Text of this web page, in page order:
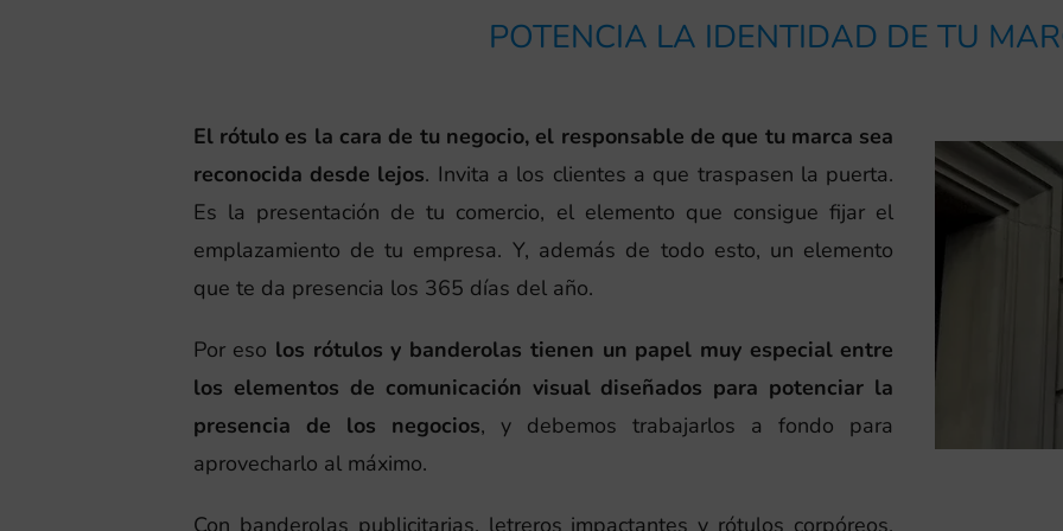
POTENCIA LA IDENTIDAD DE TU
El rótulo es la cara de tu negocio, el responsable de que tu marca sea
reconocida desde lejos. Invita a los clientes a que traspasen la puerta.
Es la presentación de tu comercio, el elemento que consigue fijar el
emplazamiento de tu empresa. Y, además de todo esto, un elemento
que te da presencia los 365 días del año.
Por eso los rótulos y banderolas tienen un papel muy especial entre
los elementos de comunicación visual diseñados para potenciar la
presencia de los negocios, y debemos trabajarlos a fondo para
aprovecharlo al máximo.